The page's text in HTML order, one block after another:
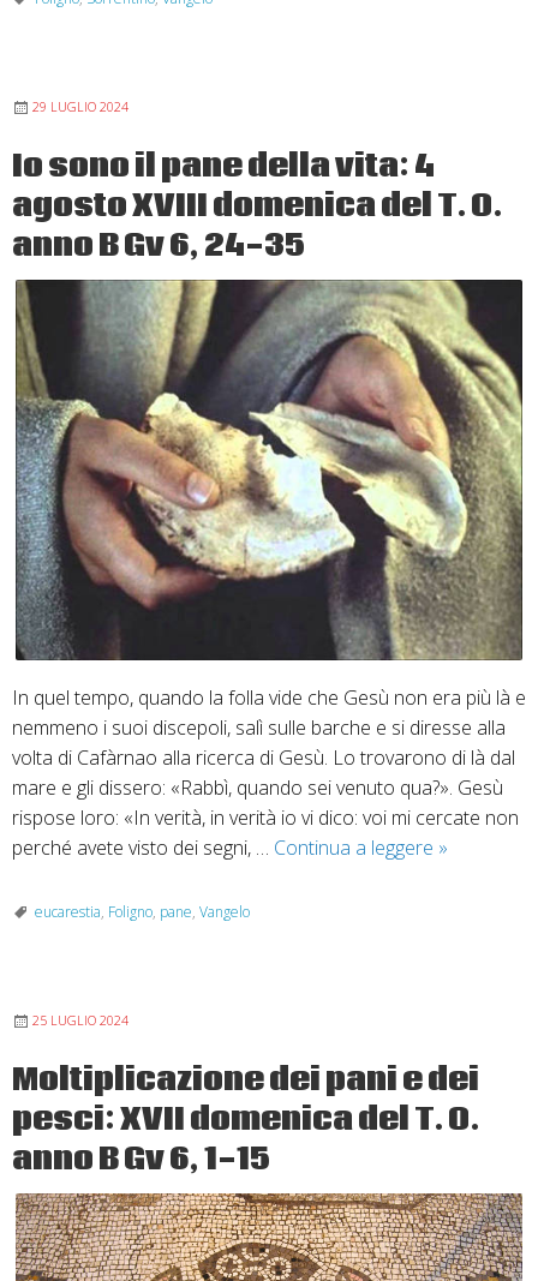
del
T.
anno
Gv
6,
41-
51
29 LUGLIO 2024
Io sono il pane della vita: 4
agosto XVIII domenica del T. O.
anno B Gv 6, 24-35
In quel tempo, quando la folla vide che Gesù non era più là e
nemmeno i suoi discepoli, salì sulle barche e si diresse alla
volta di Cafàrnao alla ricerca di Gesù. Lo trovarono di là dal
mare e gli dissero: «Rabbì, quando sei venuto qua?». Gesù
rispose loro: «In verità, in verità io vi dico: voi mi cercate non
perché avete visto dei segni, … Continua a leggere Io
XVIII
domenica
O.
anno
B
»
eucarestia, Foligno, pane, Vangelo
25 LUGLIO 2024
Moltiplicazione dei pani e dei
pesci: XVII domenica del T. O.
anno B Gv 6, 1-15